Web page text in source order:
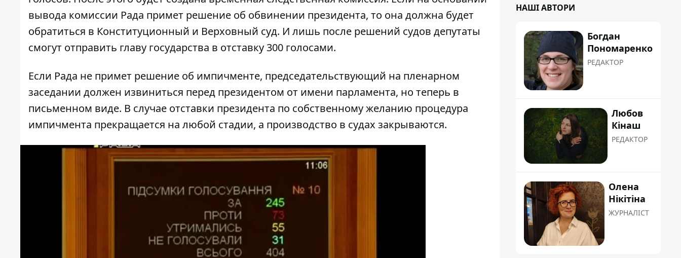
вывода комиссии Рада примет решение об обвинении президента, то она должна будет
обратиться в Конституционный и Верховный суд. И лишь после решений судов депутаты
смогут отправить главу государства в отставку 300 голосами.
Если Рада не примет решение об импичменте, председательствующий на пленарном
заседании должен извиниться перед президентом от имени парламента, но теперь в
письменном виде. В случае отставки президента по собственному желанию процедура
импичмента прекращается на любой стадии, а производство в судах закрываются.
НАШІ АВТОРИ
Богдан
Пономаренко
РЕДАКТОР
Любов
Кінаш
РЕДАКТОР
Олена
Нікітіна
ЖУРНАЛІСТ